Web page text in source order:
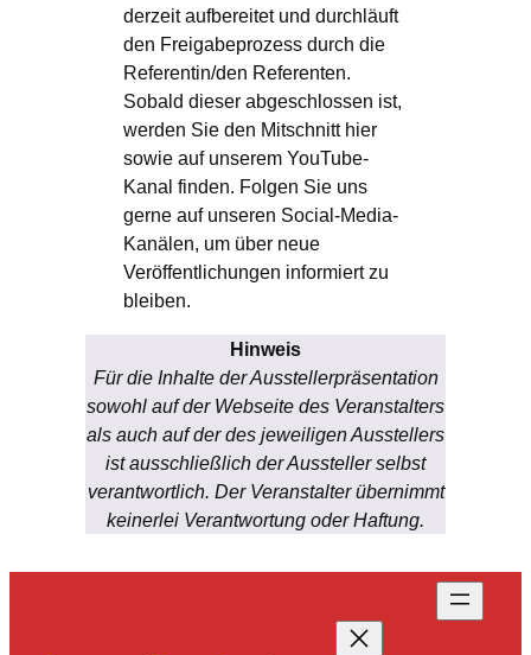
derzeit aufbereitet und durchläuft
den Freigabeprozess durch die
Referentin/den Referenten.
Sobald dieser abgeschlossen ist,
werden Sie den Mitschnitt hier
sowie auf unserem YouTube-
Kanal finden. Folgen Sie uns
gerne auf unseren Social-Media-
Kanälen, um über neue
Veröffentlichungen informiert zu
bleiben.
Hinweis
Für die Inhalte der Ausstellerpräsentation
sowohl auf der Webseite des Veranstalters
als auch auf der des jeweiligen Ausstellers
ist ausschließlich der Aussteller selbst
verantwortlich. Der Veranstalter übernimmt
keinerlei Verantwortung oder Haftung.